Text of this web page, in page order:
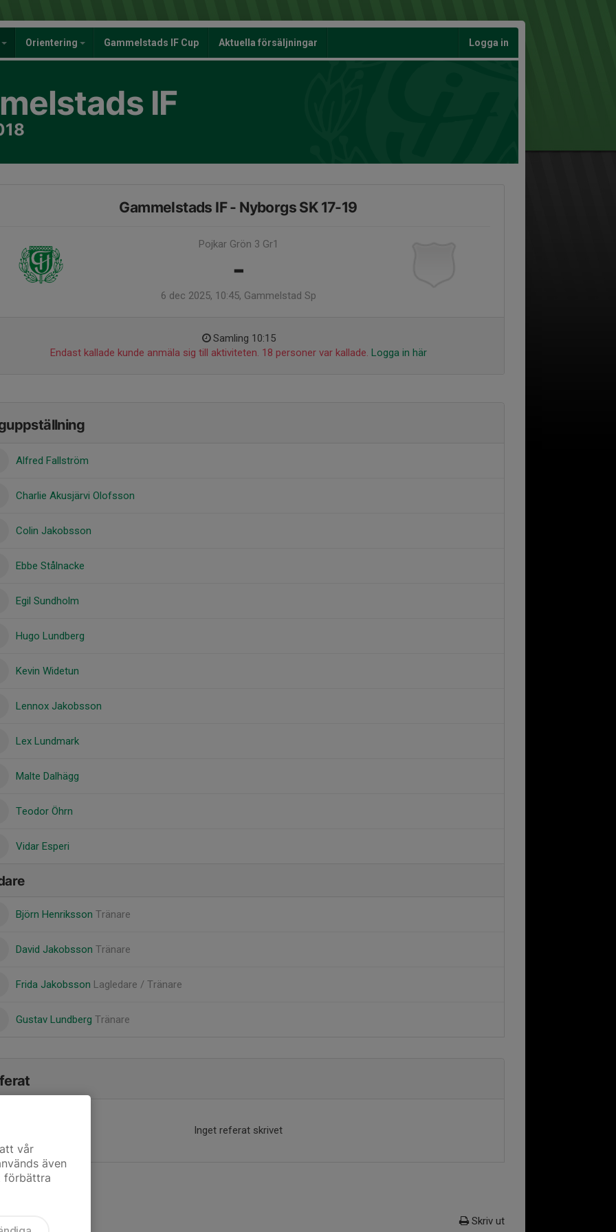
Orientering Gammelstads IF Cup Aktuella försäljningar Logga in
IF
Gammelstads IF - Nyborgs SK 17-19
Pojkar Grön 3 Gr1
-
6 dec 2025, 10:45, Gammelstad Sp
Samling 10:15
Endast kallade kunde anmäla sig till aktiviteten. 18 personer var kallade. Logga in här
Alfred Fallström
Charlie Akusjärvi Olofsson
Colin Jakobsson
Ebbe Stålnacke
Egil Sundholm
Hugo Lundberg
Kevin Widetun
Lennox Jakobsson
Lex Lundmark
Malte Dalhägg
Teodor Öhrn
Vidar Esperi
Björn Henriksson Tränare
David Jakobsson Tränare
Frida Jakobsson Lagledare / Tränare
Gustav Lundberg Tränare
Inget referat skrivet
Skriv ut
vår
även
förbättra